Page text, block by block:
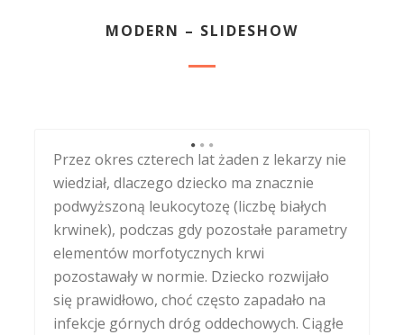
MODERN – SLIDESHOW
Przez okres czterech lat żaden z lekarzy nie
wiedział, dlaczego dziecko ma znacznie
podwyższoną leukocytozę (liczbę białych
krwinek), podczas gdy pozostałe parametry
elementów morfotycznych krwi
pozostawały w normie. Dziecko rozwijało
się prawidłowo, choć często zapadało na
infekcje górnych dróg oddechowych. Ciągłe
Kuba zaczął się powoli wycofywać prawie ze
wszystkich sfer życia - stracił
zainteresowanie dziećmi , zabawkami i
zabawą. Stawał się coraz bardziej
nieobecny, jakby coraz mniej rozumiał.
Wyraźnie zanikał jego kontakt z nami,
odpychał nas, zaprzestał posługiwania się
mową. Zaczął odmawiać pożywienia, w